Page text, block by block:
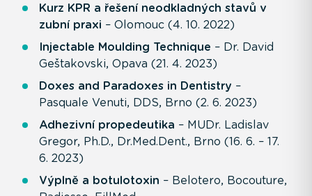
Kurz KPR a řešení neodkladných stavů v
zubní praxi – Olomouc (4. 10. 2022)
Injectable Moulding Technique – Dr. David
Geštakovski, Opava (21. 4. 2023)
Doxes and Paradoxes in Dentistry –
Pasquale Venuti, DDS, Brno (2. 6. 2023)
Adhezivní propedeutika – MUDr. Ladislav
Gregor, Ph.D., Dr.Med.Dent., Brno (16. 6. – 17.
6. 2023)
Výplně a botulotoxin – Belotero, Bocouture,